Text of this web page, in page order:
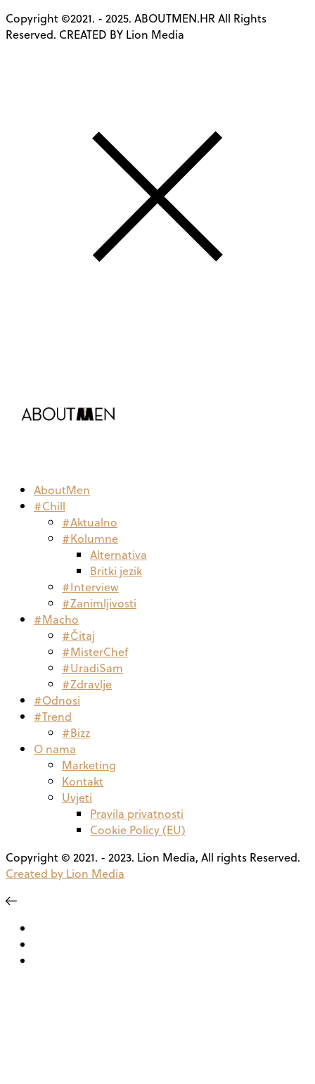
Copyright ©2021. - 2025. ABOUTMEN.HR All Rights
Reserved. CREATED BY Lion Media
AboutMen
#Chill
#Aktualno
#Kolumne
Alternativa
Britki jezik
#Interview
#Zanimljivosti
#Macho
#Čitaj
#MisterChef
#UradiSam
#Zdravlje
#Odnosi
#Trend
#Bizz
O nama
Marketing
Kontakt
Uvjeti
Pravila privatnosti
Cookie Policy (EU)
Copyright © 2021. - 2023. Lion Media, All rights Reserved.
Created by Lion Media